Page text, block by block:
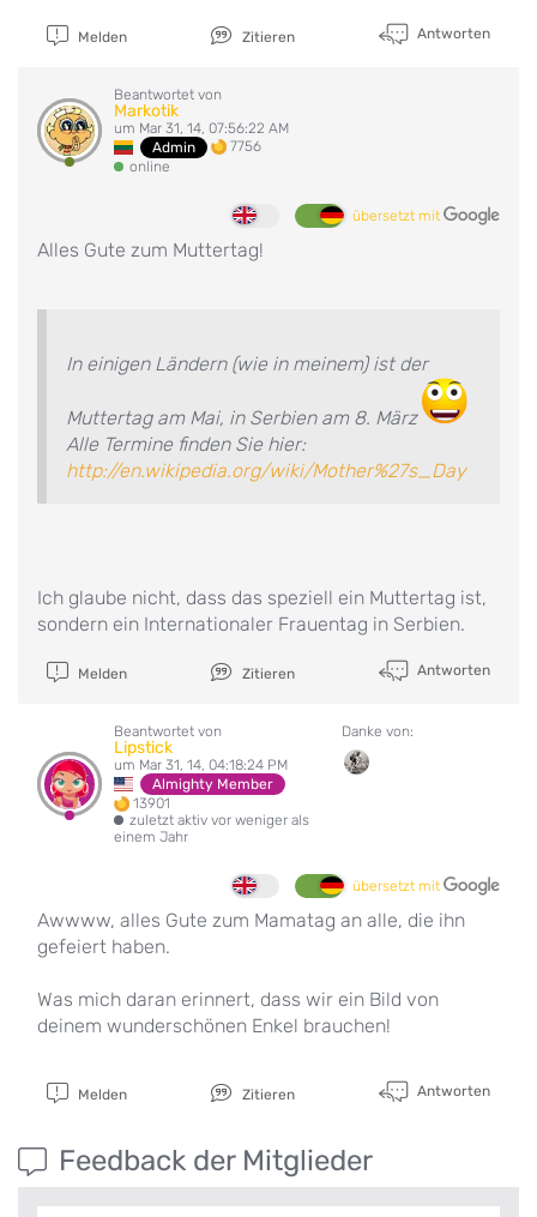
Melden Zitieren Antworten
Beantwortet von
Markotik
um Mar 31, 14, 07:56:22 AM
Admin
7756
online
übersetzt mit
Alles Gute zum Muttertag!
In einigen Ländern (wie in meinem) ist der
Muttertag am Mai, in Serbien am 8. März
Alle Termine finden Sie hier:
http://en.wikipedia.org/wiki/Mother%27s_Day
Ich glaube nicht, dass das speziell ein Muttertag ist,
sondern ein Internationaler Frauentag in Serbien.
Melden Zitieren Antworten
Beantwortet von
Lipstick
um Mar 31, 14, 04:18:24 PM
Almighty Member
13901
zuletzt aktiv vor weniger als
einem Jahr
Danke von:
übersetzt mit
Awwww, alles Gute zum Mamatag an alle, die ihn
gefeiert haben.
Was mich daran erinnert, dass wir ein Bild von
deinem wunderschönen Enkel brauchen!
Melden Zitieren Antworten
Feedback der Mitglieder